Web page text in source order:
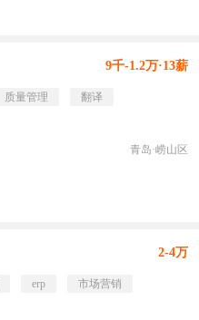
9千-1.2万·13薪
质量管理
翻译
青岛·崂山区
2-4万
erp
市场营销